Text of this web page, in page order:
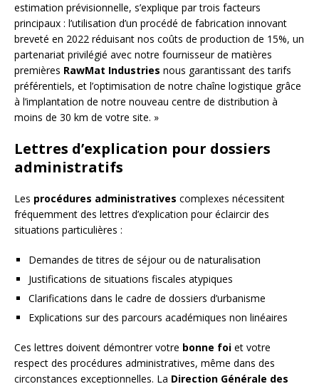
estimation prévisionnelle, s’explique par trois facteurs
principaux : l’utilisation d’un procédé de fabrication innovant
breveté en 2022 réduisant nos coûts de production de 15%, un
partenariat privilégié avec notre fournisseur de matières
premières RawMat Industries nous garantissant des tarifs
préférentiels, et l’optimisation de notre chaîne logistique grâce
à l’implantation de notre nouveau centre de distribution à
moins de 30 km de votre site. »
Lettres d’explication pour dossiers
administratifs
Les procédures administratives complexes nécessitent
fréquemment des lettres d’explication pour éclaircir des
situations particulières :
Demandes de titres de séjour ou de naturalisation
Justifications de situations fiscales atypiques
Clarifications dans le cadre de dossiers d’urbanisme
Explications sur des parcours académiques non linéaires
Ces lettres doivent démontrer votre bonne foi et votre
respect des procédures administratives, même dans des
circonstances exceptionnelles. La Direction Générale des